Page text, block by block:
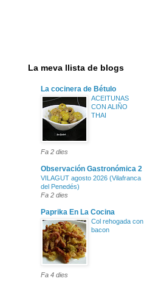
La meva llista de blogs
La cocinera de Bétulo
ACEITUNAS
CON ALIÑO
THAI
Fa 2 dies
Observación Gastronómica 2
VILAGUT agosto 2026 (Vilafranca
del Penedés)
Fa 2 dies
Paprika En La Cocina
Col rehogada con
bacon
Fa 4 dies